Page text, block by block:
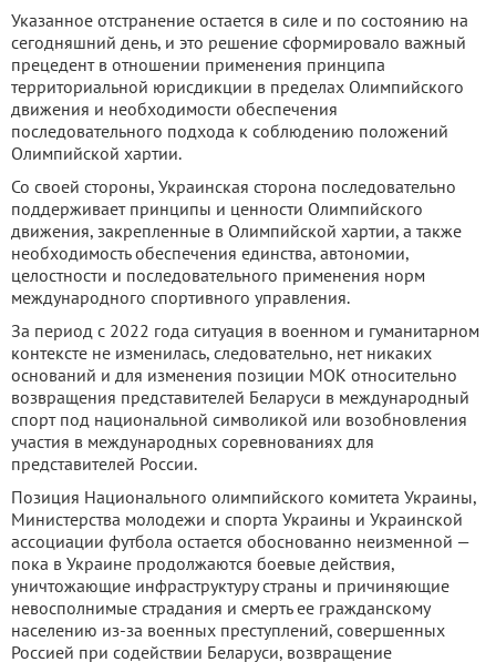
Указанное отстранение остается в силе и по состоянию на
сегодняшний день, и это решение сформировало важный
прецедент в отношении применения принципа
территориальной юрисдикции в пределах Олимпийского
движения и необходимости обеспечения
последовательного подхода к соблюдению положений
Олимпийской хартии.
Со своей стороны, Украинская сторона последовательно
поддерживает принципы и ценности Олимпийского
движения, закрепленные в Олимпийской хартии, а также
необходимость обеспечения единства, автономии,
целостности и последовательного применения норм
международного спортивного управления.
За период с 2022 года ситуация в военном и гуманитарном
контексте не изменилась, следовательно, нет никаких
оснований и для изменения позиции МОК относительно
возвращения представителей Беларуси в международный
спорт под национальной символикой или возобновления
участия в международных соревнованиях для
представителей России.
Позиция Национального олимпийского комитета Украины,
Министерства молодежи и спорта Украины и Украинской
ассоциации футбола остается обоснованно неизменной —
пока в Украине продолжаются боевые действия,
уничтожающие инфраструктуру страны и причиняющие
невосполнимые страдания и смерть ее гражданскому
населению из-за военных преступлений, совершенных
Россией при содействии Беларуси, возвращение